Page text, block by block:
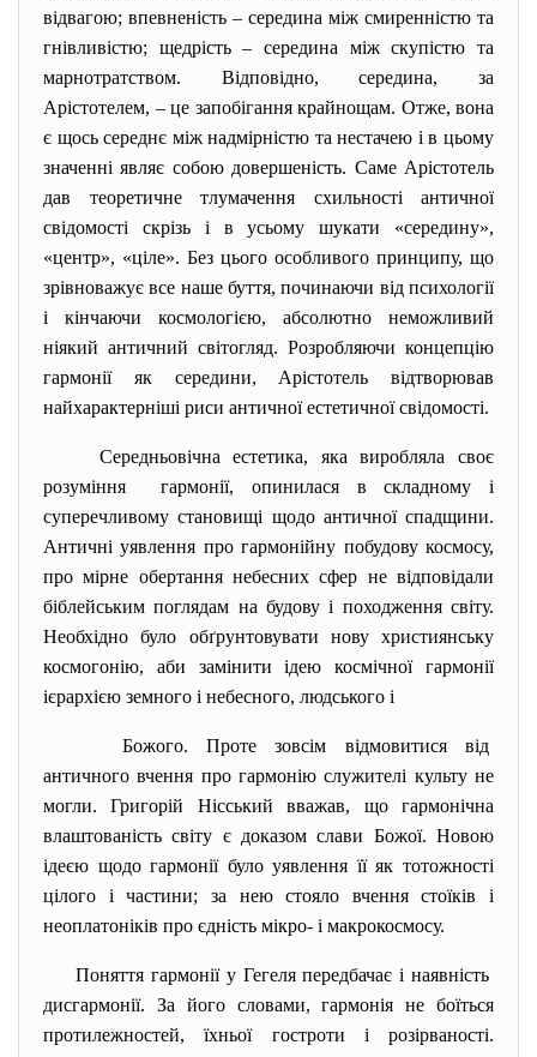
відвагою; впевненість – середина між смиренністю та
гнівливістю; щедрість – середина між скупістю та
марнотратством. Відповідно, середина, за
Арістотелем, – це запобігання крайнощам. Отже, вона
є щось середнє між надмірністю та нестачею і в цьому
значенні являє собою довершеність. Саме Арістотель
дав теоретичне тлумачення схильності античної
свідомості скрізь і в усьому шукати «середину»,
«центр», «ціле». Без цього особливого принципу, що
зрівноважує все наше буття, починаючи від психології
і кінчаючи космологією, абсолютно неможливий
ніякий античний світогляд. Розробляючи концепцію
гармонії як середини, Арістотель відтворював
найхарактерніші риси античної естетичної свідомості.
Середньовічна естетика, яка виробляла своє
розуміння гармонії, опинилася в складному і
суперечливому становищі щодо античної спадщини.
Античні уявлення про гармонійну побудову космосу,
про мірне обертання небесних сфер не відповідали
біблейським поглядам на будову і походження світу.
Необхідно було обґрунтовувати нову християнську
космогонію, аби замінити ідею космічної гармонії
ієрархією земного і небесного, людського і
Божого. Проте зовсім відмовитися від
античного вчення про гармонію служителі культу не
могли. Григорій Нісський вважав, що гармонічна
влаштованість світу є доказом слави Божої. Новою
ідеєю щодо гармонії було уявлення її як тотожності
цілого і частини; за нею стояло вчення стоїків і
неоплатоніків про єдність мікро- і макрокосмосу.
Поняття гармонії у Гегеля передбачає і наявність
дисгармонії. За його словами, гармонія не боїться
протилежностей, їхньої гостроти і розірваності.